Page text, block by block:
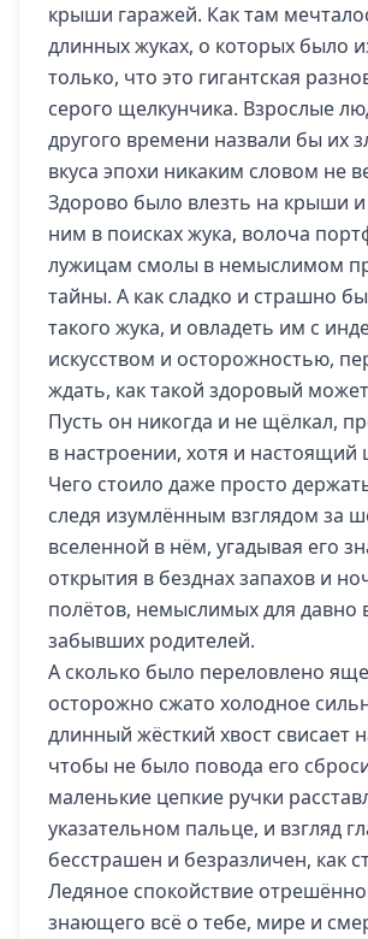
крыши гаражей. Как там
длинных жуках, о которых было
только, что это гигантская
серого щелкунчика. Взрослые
другого времени назвали бы их
вкуса эпохи никаким словом не
Здорово было влезть на крыши
ним в поисках жука, волоча
лужицам смолы в немыслимом
тайны. А как сладко и страшно
такого жука, и овладеть им с
искусством и осторожностью,
ждать, как такой здоровый
Пусть он никогда и не щёлкал,
в настроении, хотя и настоящий
Чего стоило даже просто
следя изумлённым взглядом за
вселенной в нём, угадывая его
открытия в безднах запахов и
полётов, немыслимых для давно
забывших родителей.
А сколько было переловлено
осторожно сжато холодное
длинный жёсткий хвост свисает
чтобы не было повода его
маленькие цепкие ручки
указательном пальце, и взгляд
бесстрашен и безразличен, как
Ледяное спокойствие
знающего всё о тебе, мире и